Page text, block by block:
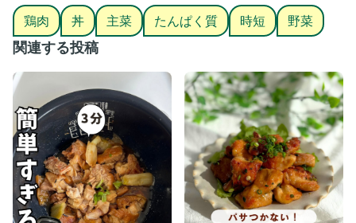
本当に感謝😭😭✨
感謝しながらも、よっしぃ家はこれからも忍者修行に励みま
す！！！下の階の方、いつもごめんなさい、ありがとうございま
す😭
🩷腹ペコ息子が喜ぶ満福ごはん🩷
@yossiy_gohanです✨
我が家の息子は生まれた時から
『食べ過ぎっ子』
笑顔でごちそうさましてほしい！
『さっき食べたやん』って思わなくてもいい
腹持ちも良いレシピ発信しています！
今日も満腹中枢に働きかけるのだ❤️‍🔥
鶏肉 丼 主菜 たんぱく質 時短 野菜
関連する投稿